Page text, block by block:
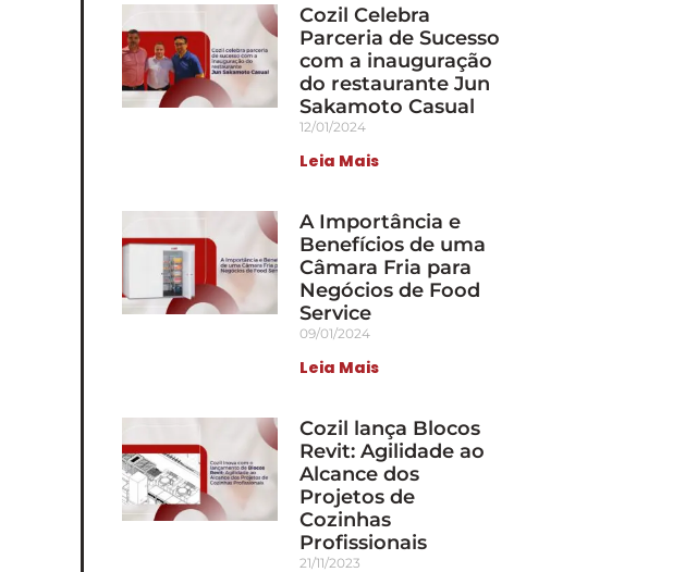
Cozil Celebra
Parceria de Sucesso
com a inauguração
do restaurante Jun
Sakamoto Casual
12/01/2024
Leia Mais
A Importância e
Benefícios de uma
Câmara Fria para
Negócios de Food
Service
09/01/2024
Leia Mais
Cozil lança Blocos
Revit: Agilidade ao
Alcance dos
Projetos de
Cozinhas
Profissionais
21/11/2023